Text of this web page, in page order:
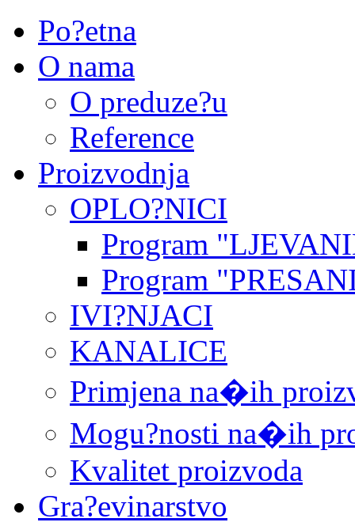
Po?etna
O nama
O preduze?u
Reference
Proizvodnja
OPLO?NICI
Program
Program
IVI?NJACI
KANALICE
Primjena na�ih
Mogu?nosti na�ih
Kvalitet proizvoda
Gra?evinarstvo